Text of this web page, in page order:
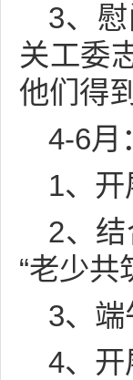
3、
关工委
他们得
4-6月
1、开
2、结
“老少
3、
4、开